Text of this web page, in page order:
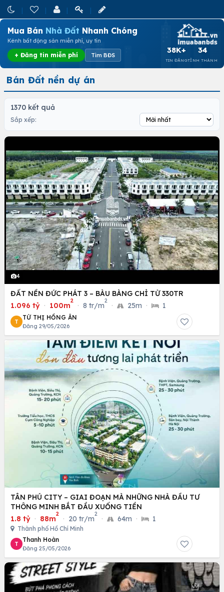
Mua Bán Nhà Đất Nhanh Chóng
Kênh bất động sản miễn phí, uy tín
+ Đăng tin miễn phí Tìm BĐS
38K+
TIN ĐĂNG
34
TỈNH THÀNH
Bán Đất nền dự án
1370 kết quả
Sắp xếp:
4
ĐẤT NỀN ĐỨC PHÁT 3 – BÀU BÀNG CHỈ TỪ 330TR
1.096 tỷ · 100m
2
· 8 tr/m
2
· 25m · 1
T
TỪ THỊ HỒNG ÂN
Đăng 29/05/2026
TÂN PHÚ CITY – GIAI ĐOẠN MÀ NHỮNG NHÀ ĐẦU TƯ
THÔNG MINH BẮT ĐẦU XUỐNG TIỀN
1.8 tỷ · 88m
2
· 20 tr/m
2
· 64m · 1
Thành phố Hồ Chí Minh
T
Thanh Hoàn
Đăng 25/05/2026